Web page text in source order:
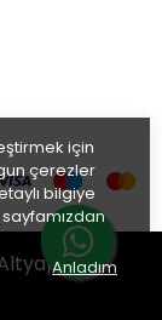
için
çerezler
bilgiye
sayfamızdan
Anladım
ile